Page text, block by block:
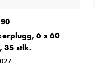
90
6 x 60
35 stlk.